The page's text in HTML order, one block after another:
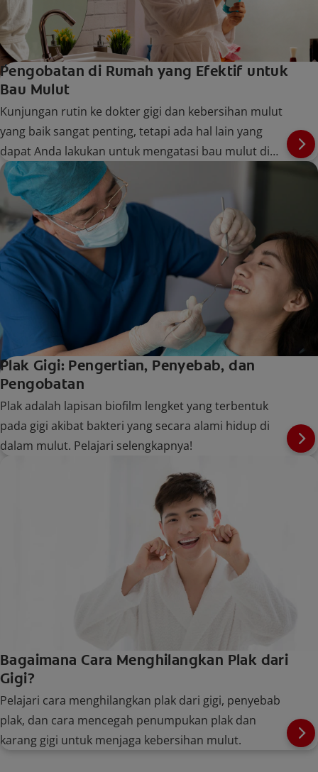
Pengobatan di Rumah yang Efektif untuk
Bau Mulut
Kunjungan rutin ke dokter gigi dan kebersihan mulut
yang baik sangat penting, tetapi ada hal lain yang
dapat Anda lakukan untuk mengatasi bau mulut di
rumah. Pelajari selengkapnya di Colgate.
Plak Gigi: Pengertian, Penyebab, dan
Pengobatan
Plak adalah lapisan biofilm lengket yang terbentuk
pada gigi akibat bakteri yang secara alami hidup di
dalam mulut. Pelajari selengkapnya!
Bagaimana Cara Menghilangkan Plak dari
Gigi?
Pelajari cara menghilangkan plak dari gigi, penyebab
plak, dan cara mencegah penumpukan plak dan
karang gigi untuk menjaga kebersihan mulut.